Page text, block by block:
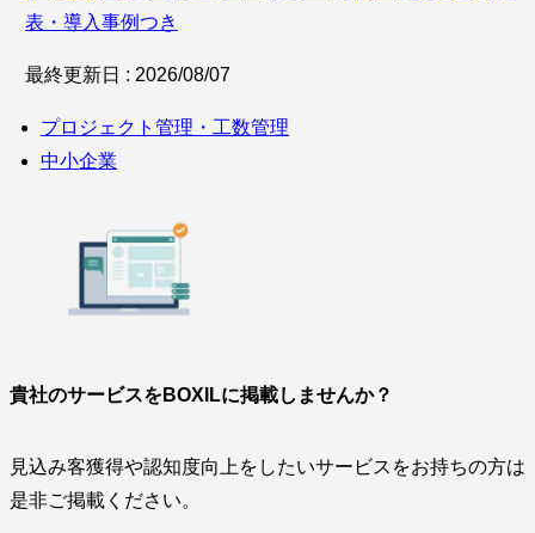
表・導入事例つき
最終更新日 : 2026/08/07
プロジェクト管理・工数管理
中小企業
貴社のサービスをBOXILに掲載しませんか？
見込み客獲得や認知度向上をしたいサービスをお持ちの方は
是非ご掲載ください。